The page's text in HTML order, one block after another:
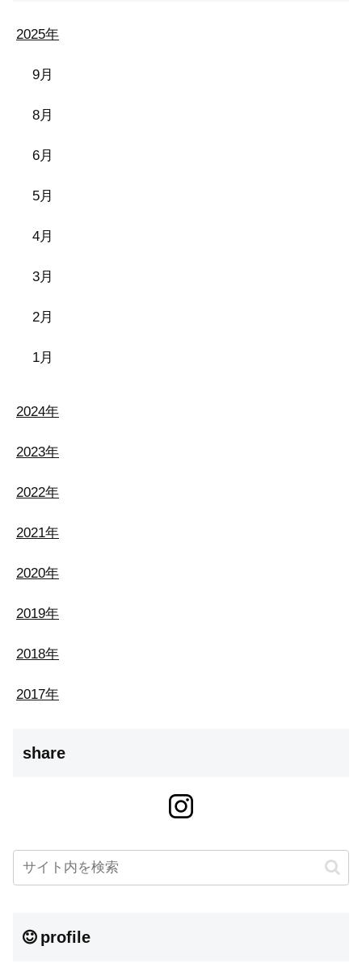
2025年
9月
8月
6月
5月
4月
3月
2月
1月
2024年
2023年
2022年
2021年
2020年
2019年
2018年
2017年
share
profile